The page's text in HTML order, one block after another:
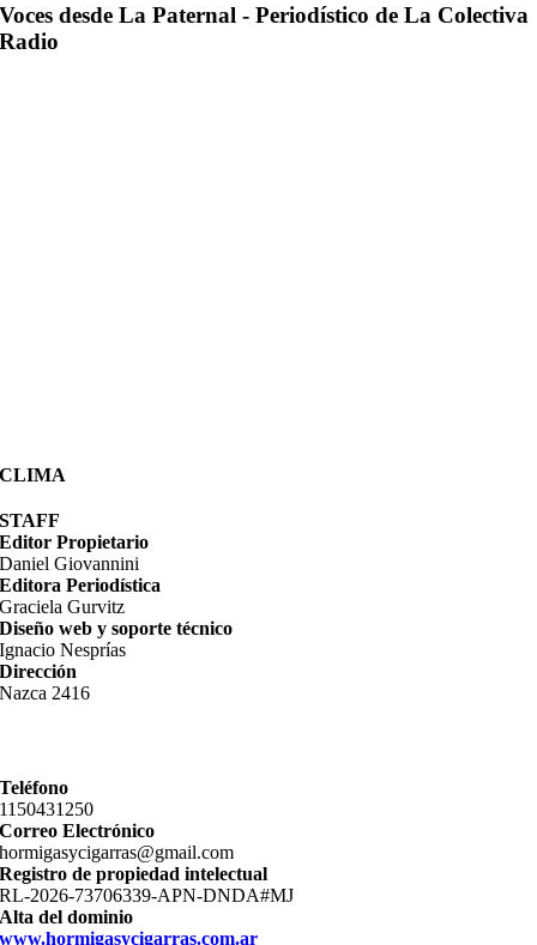
Voces desde La Paternal - Periodístico de La Colectiva
Radio
CLIMA
STAFF
Editor Propietario
Daniel Giovannini
Editora Periodística
Graciela Gurvitz
Diseño web y soporte técnico
Ignacio Nesprías
Dirección
Nazca 2416
Teléfono
11­50431250
Correo Electrónico
hormigasycigarras@gmail.com
Registro de propiedad intelectual
RL-2026-73706339-APN-DNDA#MJ
Alta del dominio
www.hormigasycigarras.com.ar